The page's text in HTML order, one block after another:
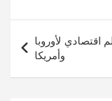
اقتصادي لأوروبا
وأمريكا